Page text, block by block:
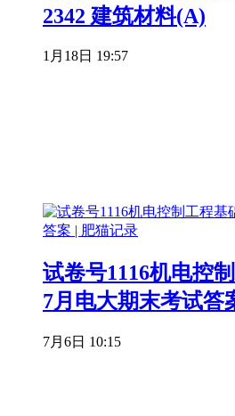
2342 建筑材料(A)
1月18日 19:57
试卷号1116机电控
7月电大期末考试答
7月6日 10:15